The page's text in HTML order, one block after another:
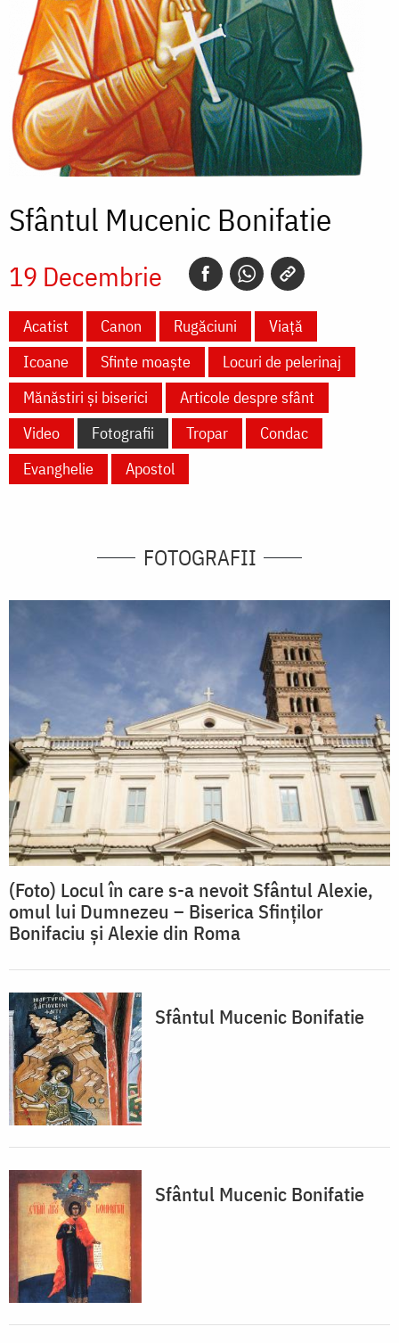
Sfântul Mucenic Bonifatie
19 Decembrie
Acatist Canon Rugăciuni
Viață
Icoane
Sfinte moaște
Locuri de pelerinaj
Mănăstiri și biserici
Articole despre sfânt
Video
Fotografii Tropar
Condac
Evanghelie
Apostol
FOTOGRAFII
(Foto) Locul în care s-a nevoit Sfântul Alexie,
omul lui Dumnezeu – Biserica Sfinților
Bonifaciu și Alexie din Roma
Sfântul Mucenic Bonifatie
Sfântul Mucenic Bonifatie